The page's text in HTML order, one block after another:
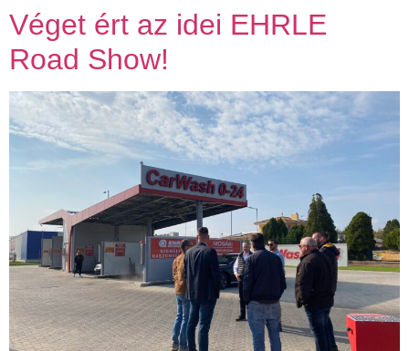
Véget ért az idei EHRLE
Road Show!